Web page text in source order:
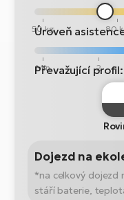
50 kg 80
Úroveň
Min 2
Převažující profil:
Dojezd na
*na celkový dojezd
stáří baterie,